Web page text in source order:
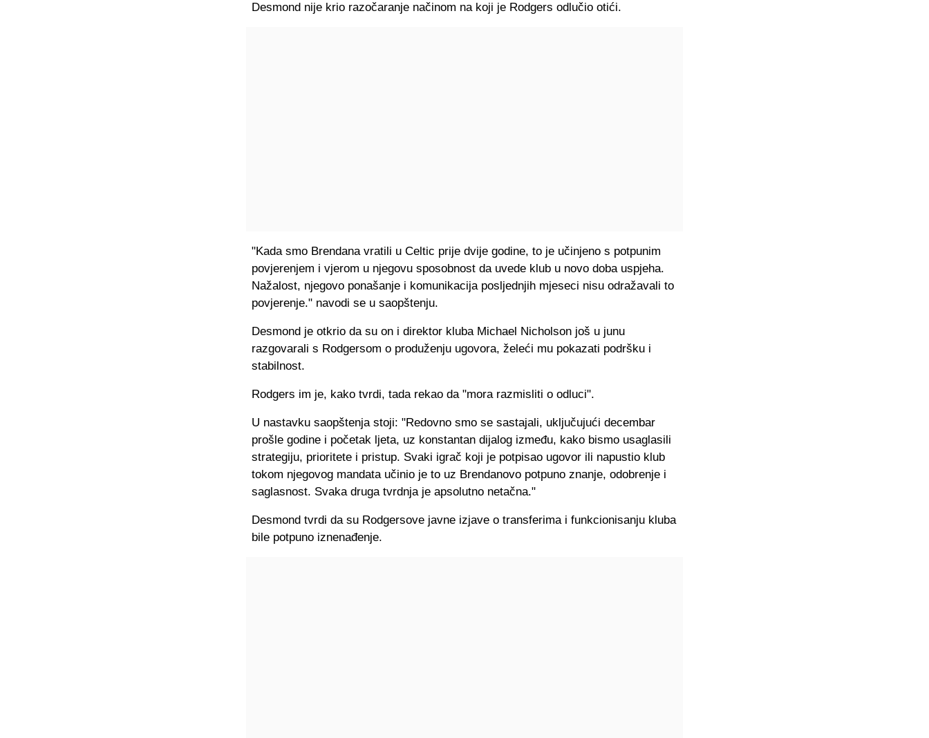
Desmond nije krio razočaranje načinom na koji je Rodgers odlučio otići.
"Kada smo Brendana vratili u Celtic prije dvije godine, to je učinjeno s potpunim
povjerenjem i vjerom u njegovu sposobnost da uvede klub u novo doba uspjeha.
Nažalost, njegovo ponašanje i komunikacija posljednjih mjeseci nisu odražavali to
povjerenje." navodi se u saopštenju.
Desmond je otkrio da su on i direktor kluba Michael Nicholson još u junu
razgovarali s Rodgersom o produženju ugovora, želeći mu pokazati podršku i
stabilnost.
Rodgers im je, kako tvrdi, tada rekao da "mora razmisliti o odluci".
U nastavku saopštenja stoji: "Redovno smo se sastajali, uključujući decembar
prošle godine i početak ljeta, uz konstantan dijalog između, kako bismo usaglasili
strategiju, prioritete i pristup. Svaki igrač koji je potpisao ugovor ili napustio klub
tokom njegovog mandata učinio je to uz Brendanovo potpuno znanje, odobrenje i
saglasnost. Svaka druga tvrdnja je apsolutno netačna."
Desmond tvrdi da su Rodgersove javne izjave o transferima i funkcionisanju kluba
bile potpuno iznenađenje.